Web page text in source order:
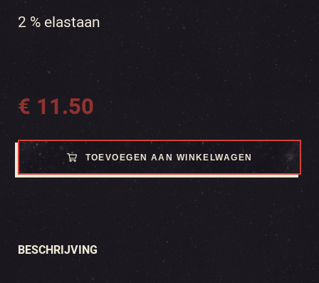
2 % elastaan
€ 11.50
TOEVOEGEN AAN WINKELWAGEN
BESCHRIJVING